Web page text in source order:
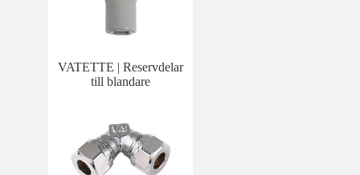
VATETTE | Reservdelar
till blandare